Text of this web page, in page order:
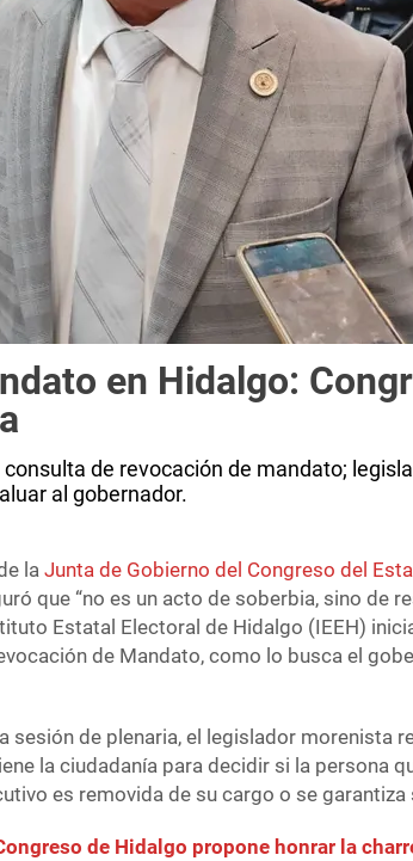
en Hidalgo:
de revocación de mandato;
al gobernador.
laJunta de Gobierno del Congreso del
que “no es un acto de soberbia, sino de
Estatal Electoral de Hidalgo (IEEH)
de Mandato, como lo busca el
sesión de plenaria, el legislador morenista
la ciudadanía para decidir si la persona
es removida de su cargo o se garantiza
de Hidalgo propone honrar la